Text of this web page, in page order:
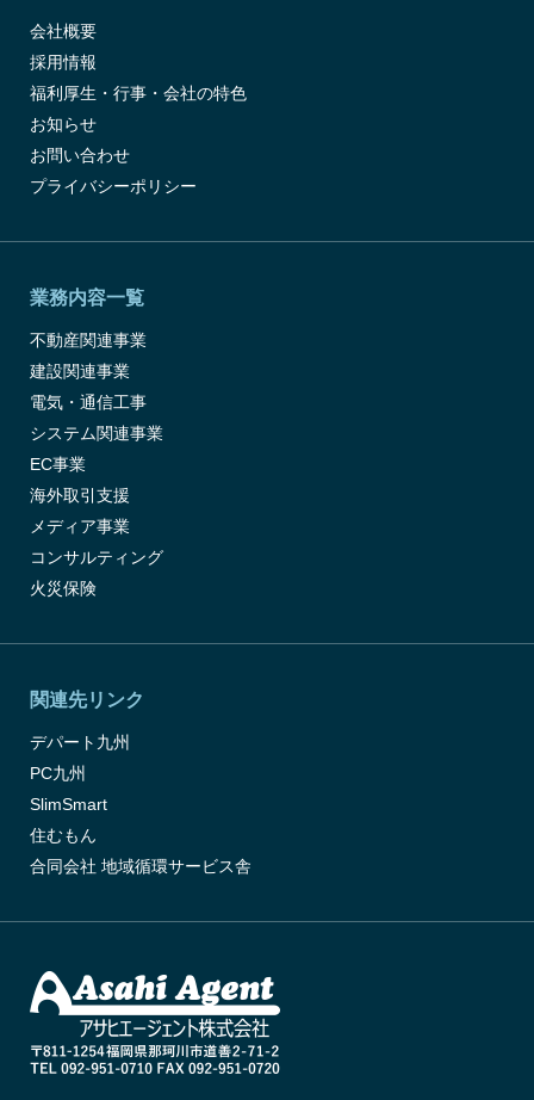
会社概要
採用情報
福利厚生・行事・会社の特色
お知らせ
お問い合わせ
プライバシーポリシー
業務内容一覧
不動産関連事業
建設関連事業
電気・通信工事
システム関連事業
EC事業
海外取引支援
メディア事業
コンサルティング
火災保険
関連先リンク
デパート九州
PC九州
SlimSmart
住むもん
合同会社 地域循環サービス舎